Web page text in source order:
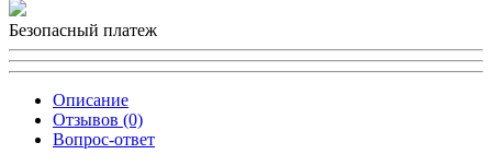
Безопасный платеж
Описание
Отзывов (0)
Вопрос-ответ